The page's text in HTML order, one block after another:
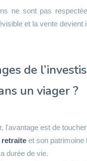
ne sont pas
et la vente devient
de
un viager ?
l'avantage est de
retraite et son patrimoine
durée de vie.